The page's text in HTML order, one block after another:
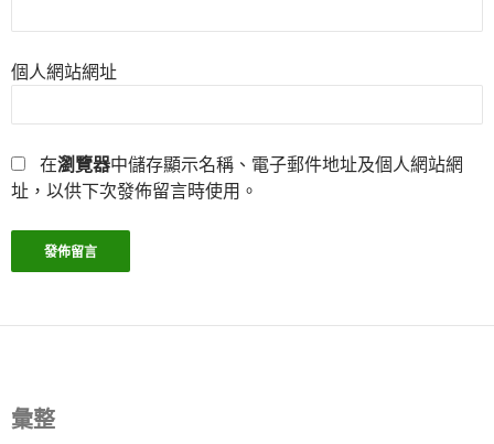
個人網站網址
在瀏覽器中儲存顯示名稱、電子郵件地址及個人網站網
址，以供下次發佈留言時使用。
彙整